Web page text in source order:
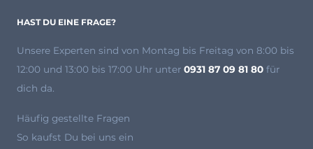
HAST DU EINE FRAGE?
Unsere Experten sind von Montag bis Freitag von 8:00 bis
12:00 und 13:00 bis 17:00 Uhr unter 0931 87 09 81 80 für
dich da.
Häufig gestellte Fragen
So kaufst Du bei uns ein